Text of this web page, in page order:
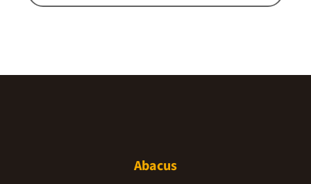
Abacus